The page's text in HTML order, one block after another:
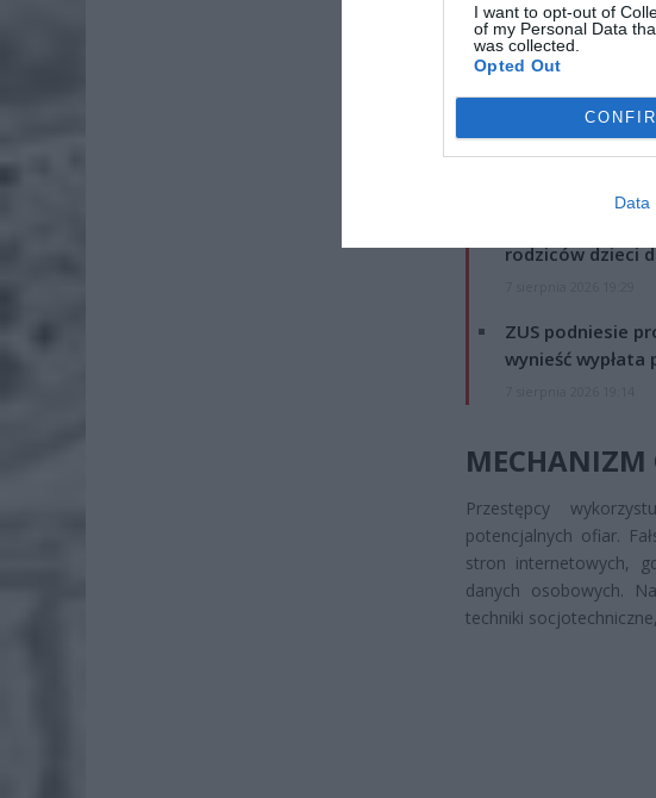
I want to opt-out of
of my Personal Data
was collected.
Opted Out
Data
rodziców dzieci
ZUS podniesie
wynieść wypłata
MECHANIZM
Przestępcy
potencjalnych ofiar.
stron internetowych,
danych osobowych.
techniki